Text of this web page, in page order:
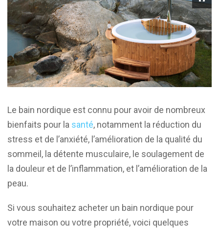
Le bain nordique est connu pour avoir de nombreux
bienfaits pour la santé, notamment la réduction du
stress et de l’anxiété, l’amélioration de la qualité du
sommeil, la détente musculaire, le soulagement de
la douleur et de l’inflammation, et l’amélioration de la
peau.
Si vous souhaitez acheter un bain nordique pour
votre maison ou votre propriété, voici quelques